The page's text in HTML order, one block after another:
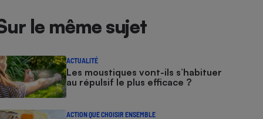
le même sujet
ACTUALITÉ
Les moustiques vont-ils s’habituer
au répulsif le plus efficace ?
ACTION QUE CHOISIR ENSEMBLE